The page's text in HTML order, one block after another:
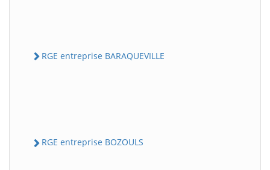
RGE entreprise BARAQUEVILLE
RGE entreprise BOZOULS